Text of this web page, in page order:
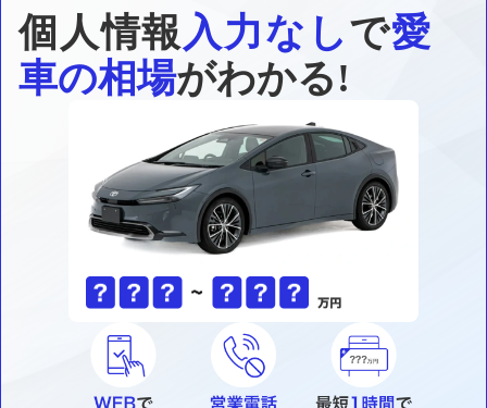
個人情報入力なしで愛
車の相場がわかる!